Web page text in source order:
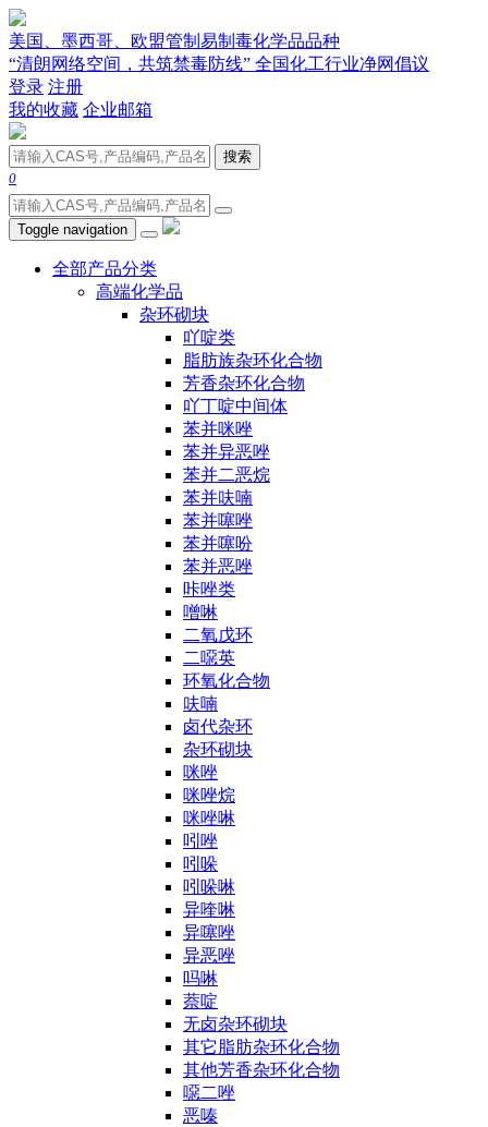
美国、墨西哥、欧盟管制易制毒化学品品种
“清朗网络空间，共筑禁毒防线” 全国化工行业净网倡议
登录 注册
我的收藏 企业邮箱
搜索
0
Toggle navigation
全部产品分类
高端化学品
杂环砌块
吖啶类
脂肪族杂环化合物
芳香杂环化合物
吖丁啶中间体
苯并咪唑
苯并异恶唑
苯并二恶烷
苯并呋喃
苯并噻唑
苯并噻吩
苯并恶唑
咔唑类
噌啉
二氧戊环
二噁英
环氧化合物
呋喃
卤代杂环
杂环砌块
咪唑
咪唑烷
咪唑啉
吲唑
吲哚
吲哚啉
异喹啉
异噻唑
异恶唑
吗啉
萘啶
无卤杂环砌块
其它脂肪杂环化合物
其他芳香杂环化合物
噁二唑
恶嗪